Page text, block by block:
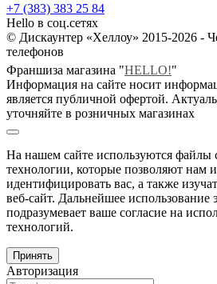
+7 (383) 383 25 84
Hello в соц.сетях
© Дискаунтер «Хеллоу» 2015-2026 -
телефонов
Франшиза магазина "HELLO!"
Информация на сайте носит
является публичной офертой.
уточняйте в розничных магазинах
На нашем сайте используются файлы
технологии, которые позволяют нам
идентифицировать вас, а также
веб-сайт. Дальнейшее использование
подразумевает ваше согласие на
технологий.
Принять
Авторизация